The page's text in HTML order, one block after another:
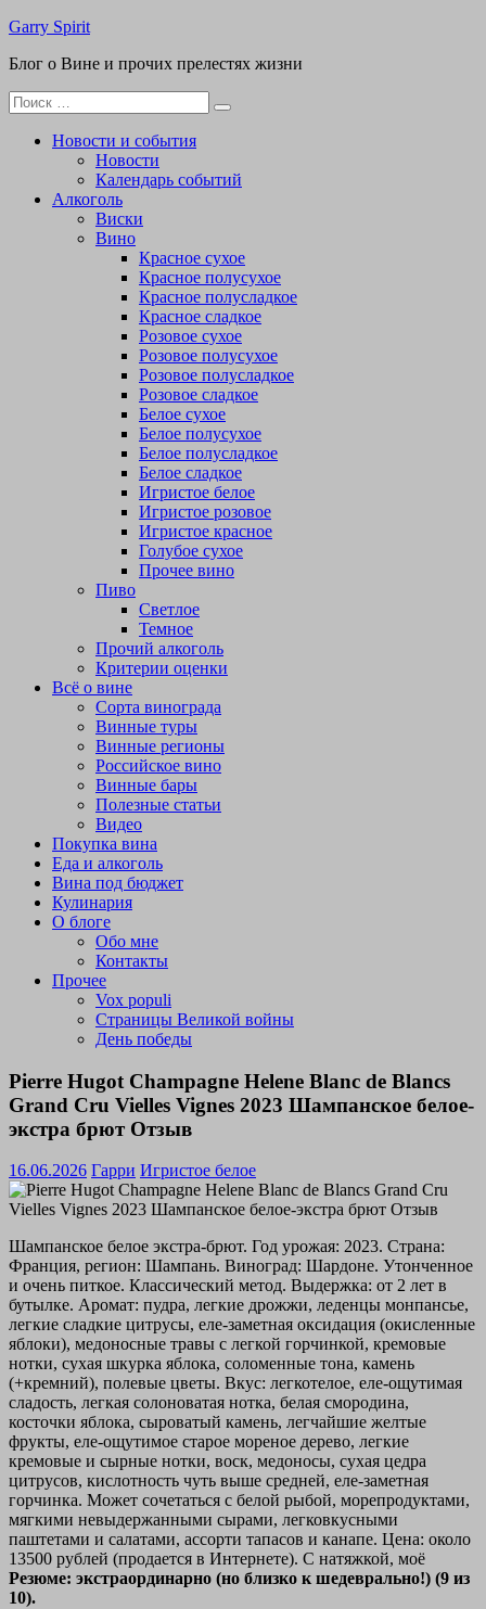
Перейти
содержимому
Garry Spirit
Блог о Вине и прочих прелестях жизни
Поиск
для:
Новости и события
Новости
Календарь событий
Алкоголь
Виски
Вино
Красное сухое
Красное полусухое
Красное полусладкое
Красное сладкое
Розовое сухое
Розовое полусухое
Розовое полусладкое
Розовое сладкое
Белое сухое
Белое полусухое
Белое полусладкое
Белое сладкое
Игристое белое
Игристое розовое
Игристое красное
Голубое сухое
Прочее вино
Пиво
Светлое
Темное
Прочий алкоголь
Критерии оценки
Всё о вине
Сорта винограда
Винные туры
Винные регионы
Российское вино
Винные бары
Полезные статьи
Видео
Покупка вина
Еда и алкоголь
Вина под бюджет
Кулинария
О блоге
Обо мне
Контакты
Прочее
Vox populi
Страницы Великой войны
День победы
Pierre Hugot Champagne Helene Blanc de Blancs
Grand Cru Vielles Vignes 2023 Шампанское белое-
экстра брют Отзыв
16.06.2026 Гарри Игристое белое
Шампанское белое экстра-брют. Год урожая: 2023. Страна:
Франция, регион: Шампань. Виноград: Шардоне. Утонченное
и очень питкое. Классический метод. Выдержка: от 2 лет в
бутылке. Аромат: пудра, легкие дрожжи, леденцы монпансье,
легкие сладкие цитрусы, еле-заметная оксидация (окисленные
яблоки), медоносные травы с легкой горчинкой, кремовые
нотки, сухая шкурка яблока, соломенные тона, камень
(+кремний), полевые цветы. Вкус: легкотелое, еле-ощутимая
сладость, легкая солоноватая нотка, белая смородина,
косточки яблока, сыроватый камень, легчайшие желтые
фрукты, еле-ощутимое старое мореное дерево, легкие
кремовые и сырные нотки, воск, медоносы, сухая цедра
цитрусов, кислотность чуть выше средней, еле-заметная
горчинка. Может сочетаться с белой рыбой, морепродуктами,
мягкими невыдержанными сырами, легковкусными
паштетами и салатами, ассорти тапасов и канапе. Цена: около
13500 рублей (продается в Интернете). С натяжкой, моё
Резюме: экстраординарно (но близко к шедеврально!) (9 из
10).